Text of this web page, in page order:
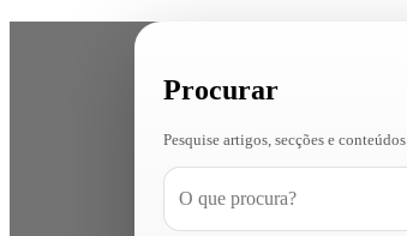
Procurar
Pesquise artigos, secções e conteúdos